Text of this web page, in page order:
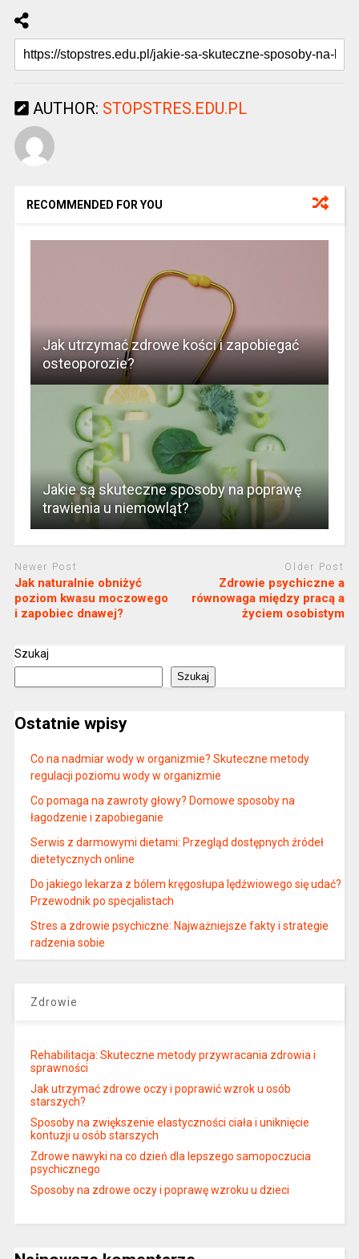
AUTHOR: STOPSTRES.EDU.PL
RECOMMENDED FOR YOU
Jak utrzymać zdrowe kości i zapobiegać
osteoporozie?
Jakie są skuteczne sposoby na poprawę
trawienia u niemowląt?
Newer Post
Jak naturalnie obniżyć
poziom kwasu moczowego
i zapobiec dnawej?
Older Post
Zdrowie psychiczne a
równowaga między pracą a
życiem osobistym
Szukaj
Szukaj
Ostatnie wpisy
Co na nadmiar wody w organizmie? Skuteczne metody
regulacji poziomu wody w organizmie
Co pomaga na zawroty głowy? Domowe sposoby na
łagodzenie i zapobieganie
Serwis z darmowymi dietami: Przegląd dostępnych źródeł
dietetycznych online
Do jakiego lekarza z bólem kręgosłupa lędźwiowego się udać?
Przewodnik po specjalistach
Stres a zdrowie psychiczne: Najważniejsze fakty i strategie
radzenia sobie
Zdrowie
Rehabilitacja: Skuteczne metody przywracania zdrowia i
sprawności
Jak utrzymać zdrowe oczy i poprawić wzrok u osób
starszych?
Sposoby na zwiększenie elastyczności ciała i uniknięcie
kontuzji u osób starszych
Zdrowe nawyki na co dzień dla lepszego samopoczucia
psychicznego
Sposoby na zdrowe oczy i poprawę wzroku u dzieci